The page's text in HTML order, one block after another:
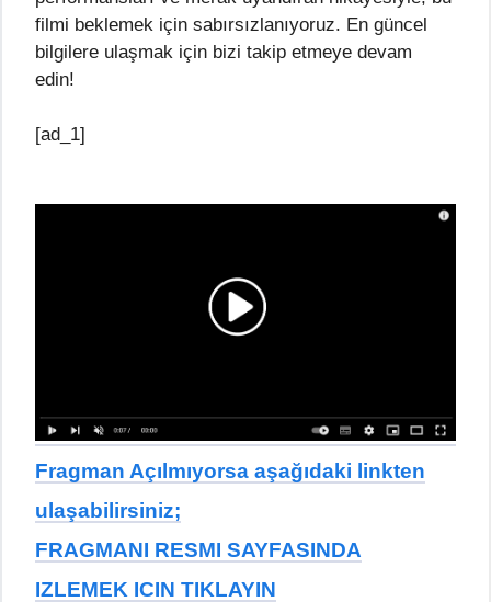
filmi beklemek için sabırsızlanıyoruz. En güncel
bilgilere ulaşmak için bizi takip etmeye devam
edin!
[ad_1]
Fragman Açılmıyorsa aşağıdaki linkten
ulaşabilirsiniz;
FRAGMANI RESMI SAYFASINDA
IZLEMEK ICIN TIKLAYIN